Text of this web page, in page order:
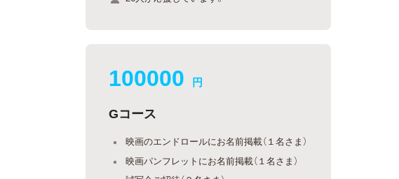
100000 円
Gコース
映画のエンドロールにお名前掲載（１名さま）
映画パンフレットにお名前掲載（１名さま）